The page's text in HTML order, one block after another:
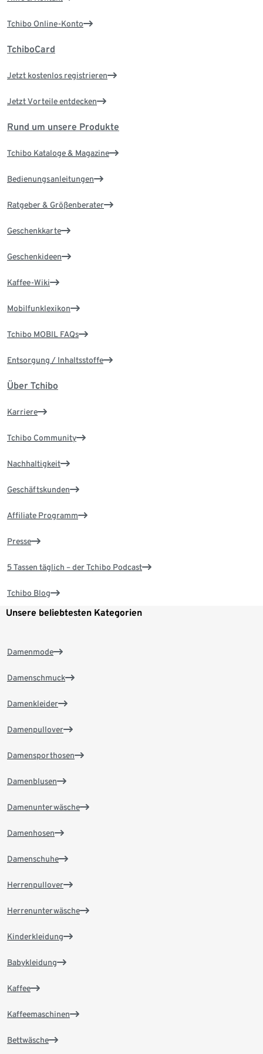
Tchibo Online-Konto
TchiboCard
Jetzt kostenlos registrieren
Jetzt Vorteile entdecken
Rund um unsere Produkte
Tchibo Kataloge & Magazine
Bedienungsanleitungen
Ratgeber & Größenberater
Geschenkkarte
Geschenkideen
Kaffee-Wiki
Mobilfunklexikon
Tchibo MOBIL FAQs
Entsorgung / Inhaltsstoffe
Über Tchibo
Karriere
Tchibo Community
Nachhaltigkeit
Geschäftskunden
Affiliate Programm
Presse
5 Tassen täglich – der Tchibo Podcast
Tchibo Blog
Unsere beliebtesten Kategorien
Damenmode
Damenschmuck
Damenkleider
Damenpullover
Damensporthosen
Damenblusen
Damenunterwäsche
Damenhosen
Damenschuhe
Herrenpullover
Herrenunterwäsche
Kinderkleidung
Babykleidung
Kaffee
Kaffeemaschinen
Bettwäsche